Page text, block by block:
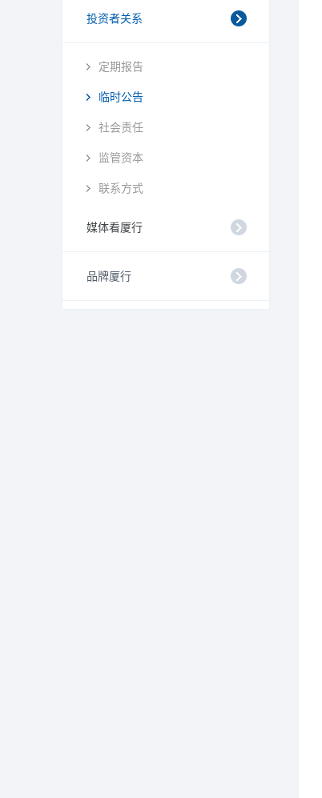
投资者关系
定期报告
临时公告
社会责任
监管资本
联系方式
媒体看厦行
品牌厦行